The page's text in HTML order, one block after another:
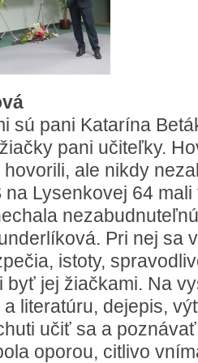
sú pani Katarína
pani učiteľky.
ale nikdy
na Lysenkovej 64
Pri nej sa
istoty,
byť jej žiačkami. Na
literatúru, dejepis,
učiť sa a
oporou, citlivo